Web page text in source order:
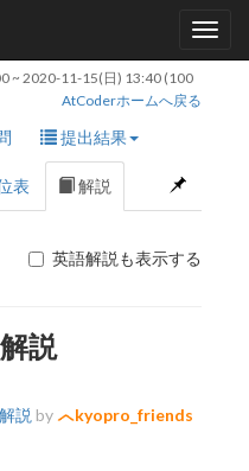
~ 2020-11-15(日) 13:40 (100
AtCoderホームへ戻る
提出結果
表 解説
英語解説も表示する
説
説 by kyopro_friends